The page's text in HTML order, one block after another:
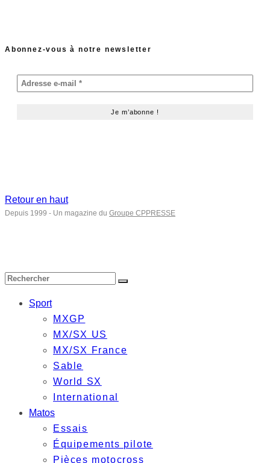
Abonnez-vous à notre newsletter
Retour en haut
Depuis 1999 - Un magazine du Groupe CPPRESSE
Sport
MXGP
MX/SX US
MX/SX France
Sable
World SX
International
Matos
Essais
Équipements pilote
Pièces motocross